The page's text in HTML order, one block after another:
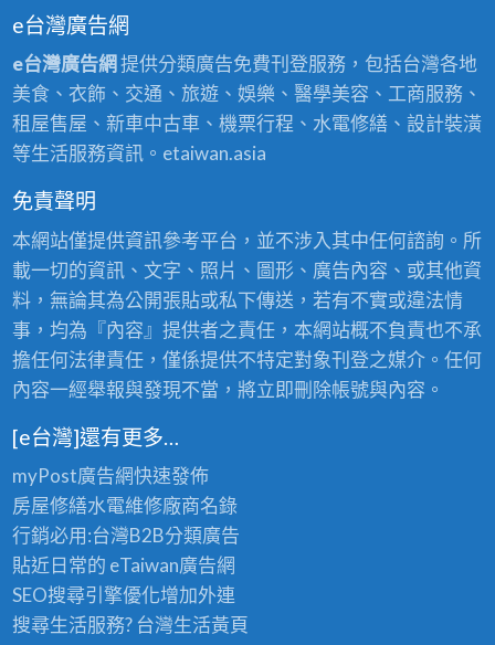
e台灣廣告網
e台灣廣告網 提供分類廣告免費刊登服務，包括台灣各地
美食、衣飾、交通、旅遊、娛樂、醫學美容、工商服務、
租屋售屋、新車中古車、機票行程、水電修繕、設計裝潢
等生活服務資訊。etaiwan.asia
免責聲明
本網站僅提供資訊參考平台，並不涉入其中任何諮詢。所
載一切的資訊、文字、照片、圖形、廣告內容、或其他資
料，無論其為公開張貼或私下傳送，若有不實或違法情
事，均為『內容』提供者之責任，本網站概不負責也不承
擔任何法律責任，僅係提供不特定對象刊登之媒介。任何
內容一經舉報與發現不當，將立即刪除帳號與內容。
[e台灣]還有更多…
myPost廣告網快速發佈
房屋修繕水電維修廠商名錄
行銷必用:台灣B2B分類廣告
貼近日常的 eTaiwan廣告網
SEO搜尋引擎優化增加外連
搜尋生活服務? 台灣生活黃頁